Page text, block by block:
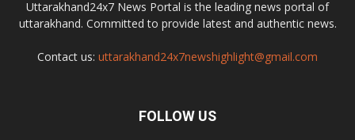
Uttarakhand24x7 News Portal is the leading news portal of
uttarakhand. Committed to provide latest and authentic news.
Contact us: uttarakhand24x7newshighlight@gmail.com
FOLLOW US